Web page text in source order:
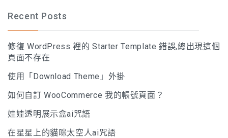
Recent Posts
修復 WordPress 裡的 Starter Template 錯誤,總出現這個
頁面不存在
使用「Download Theme」外掛
如何自訂 WooCommerce 我的帳號頁面？
娃娃透明展示盒ai咒語
在星星上的貓咪太空人ai咒語